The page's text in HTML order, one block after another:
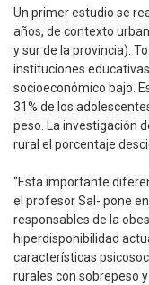
Un primer estudio se
años, de contexto
y sur de la provincia).
instituciones
socioeconómico bajo.
31% de los
peso. La investigación
rural el porcentaje
“Esta importante
el profesor Sal- pone
responsables de la
hiperdisponibilidad
características
rurales con sobrepeso